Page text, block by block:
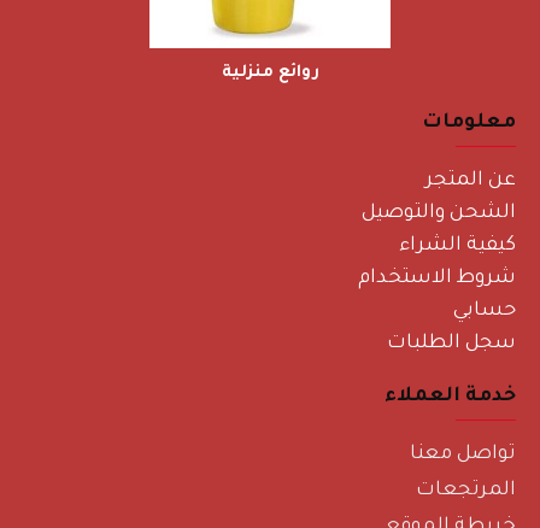
روائع منزلية
معلومات
عن المتجر
الشحن والتوصيل
كيفية الشراء
شروط الاستخدام
حسابي
سجل الطلبات
خدمة العملاء
تواصل معنا
المرتجعات